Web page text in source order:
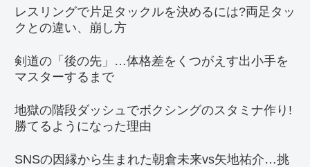
レスリングで片足タックルを決めるには?両足タッ
クとの違い、崩し方
剣道の「後の先」…体格差をくつがえす出小手を
マスターするまで
地獄の階段ダッシュでボクシングのスタミナ作り!
勝てるようになった理由
SNSの因縁から生まれた朝倉未来vs矢地祐介…挑